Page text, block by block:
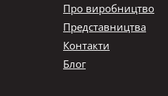
Про виробництво
Представництва
Контакти
Блог